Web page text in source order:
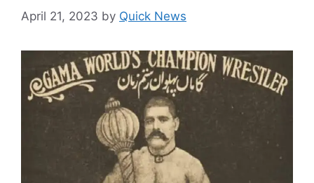
April 21, 2023 by Quick News